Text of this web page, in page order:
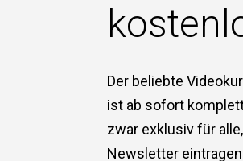
Der beliebte
ist ab sofort
zwar exklusiv für
Newsletter